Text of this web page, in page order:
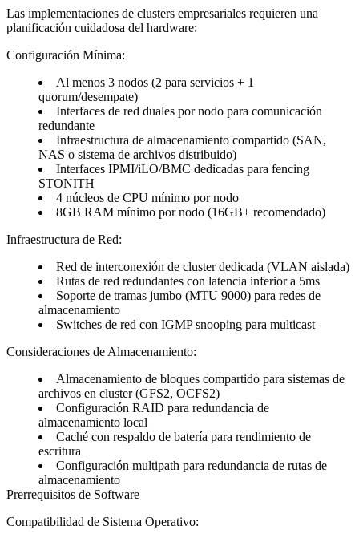
Las implementaciones de clusters empresariales requieren una
planificación cuidadosa del hardware:
Configuración Mínima:
Al menos 3 nodos (2 para servicios + 1
quorum/desempate)
Interfaces de red duales por nodo para comunicación
redundante
Infraestructura de almacenamiento compartido (SAN,
NAS o sistema de archivos distribuido)
Interfaces IPMI/iLO/BMC dedicadas para fencing
STONITH
4 núcleos de CPU mínimo por nodo
8GB RAM mínimo por nodo (16GB+ recomendado)
Infraestructura de Red:
Red de interconexión de cluster dedicada (VLAN aislada)
Rutas de red redundantes con latencia inferior a 5ms
Soporte de tramas jumbo (MTU 9000) para redes de
almacenamiento
Switches de red con IGMP snooping para multicast
Consideraciones de Almacenamiento:
Almacenamiento de bloques compartido para sistemas de
archivos en cluster (GFS2, OCFS2)
Configuración RAID para redundancia de
almacenamiento local
Caché con respaldo de batería para rendimiento de
escritura
Configuración multipath para redundancia de rutas de
almacenamiento
Prerrequisitos de Software
Compatibilidad de Sistema Operativo: